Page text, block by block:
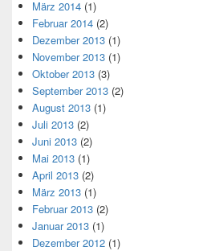
März 2014 (1)
Februar 2014 (2)
Dezember 2013 (1)
November 2013 (1)
Oktober 2013 (3)
September 2013 (2)
August 2013 (1)
Juli 2013 (2)
Juni 2013 (2)
Mai 2013 (1)
April 2013 (2)
März 2013 (1)
Februar 2013 (2)
Januar 2013 (1)
Dezember 2012 (1)